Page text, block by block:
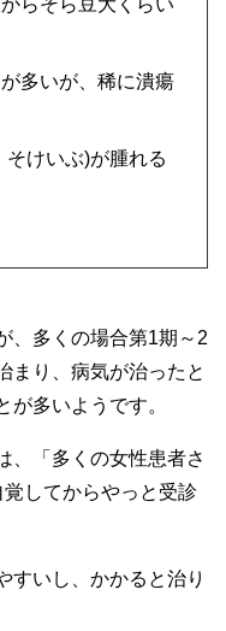
多いが、稀に潰瘍
けいぶ)が腫れる
、多くの場合第1期～2
まり、病気が治ったと
多いようです。
、「多くの女性患者さ
してからやっと受診
すいし、かかると治り